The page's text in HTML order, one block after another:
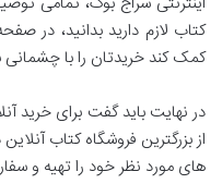
کتاب لازم دارید بدانید، در
کمک کند خریدتان را با چشمانی
در نهایت باید گفت برای خرید
از بزرگترین فروشگاه کتاب
های مورد نظر خود را تهیه و